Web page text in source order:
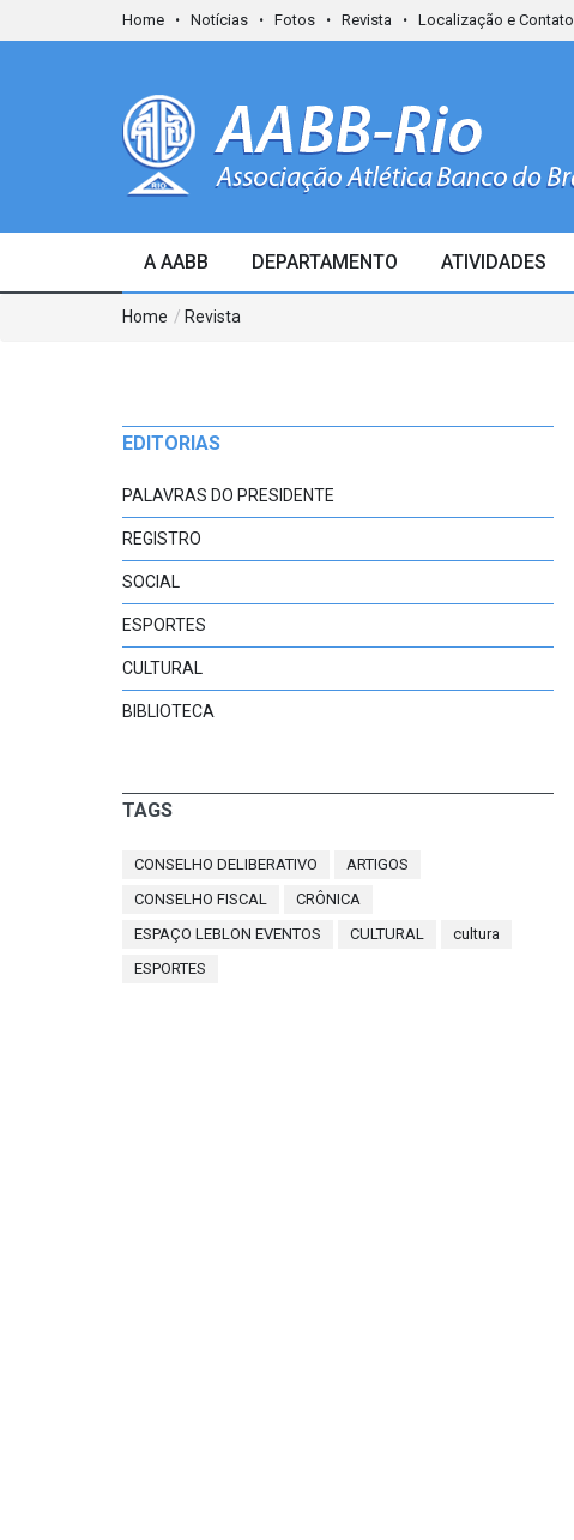
Home Notícias Fotos Revista Localização e Contato
A AABB DEPARTAMENTO ATIVIDADES
Home / Revista
EDITORIAS
PALAVRAS DO PRESIDENTE
REGISTRO
SOCIAL
ESPORTES
CULTURAL
BIBLIOTECA
TAGS
CONSELHO DELIBERATIVO
ARTIGOS
CONSELHO FISCAL
CRÔNICA
ESPAÇO LEBLON EVENTOS
CULTURAL
cultura
ESPORTES